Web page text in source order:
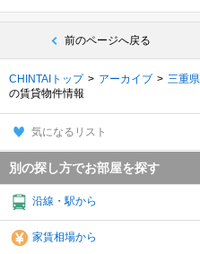
前のページへ戻る
CHINTAIトップ アーカイブ 三重県
の賃貸物件情報
気になるリスト
別の探し方でお部屋を探す
沿線・駅から
家賃相場から